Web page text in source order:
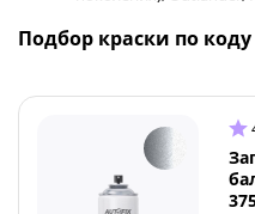
Подбор краски по коду